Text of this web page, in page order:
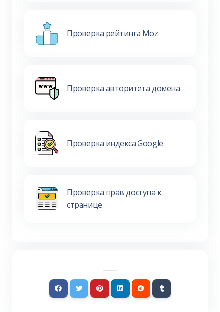
Проверка рейтинга Moz
Проверка авторитета домена
Проверка индекса Google
Проверка прав доступа к
странице